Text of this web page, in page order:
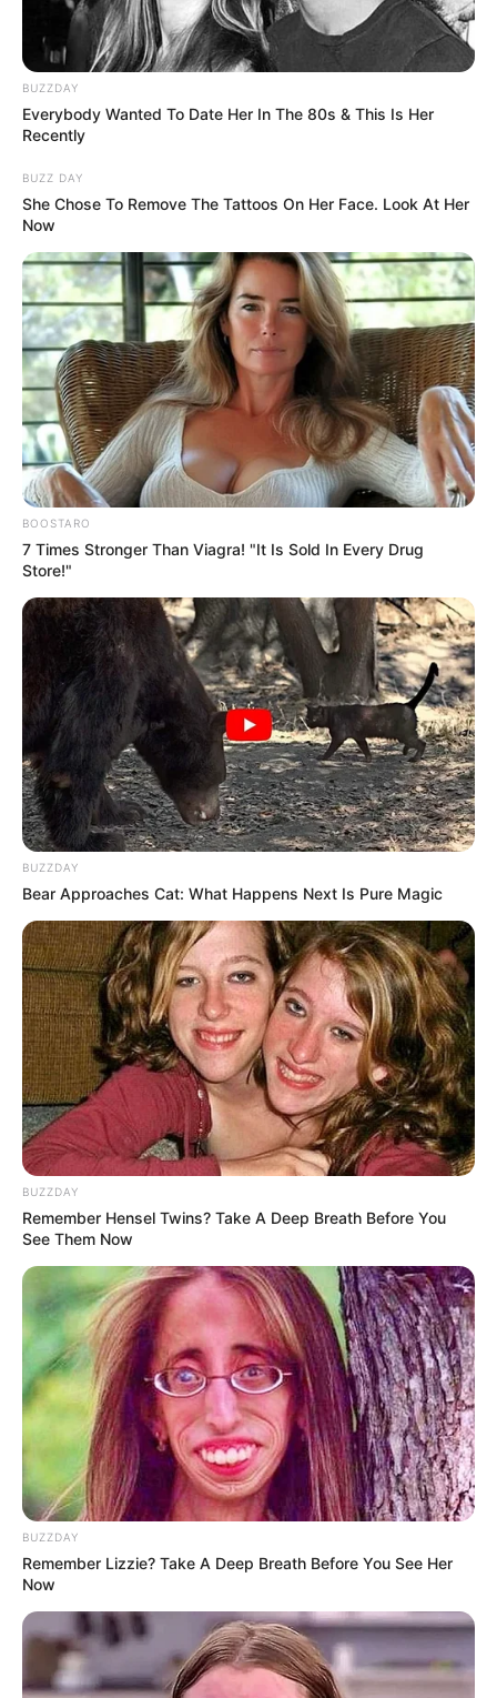
ΔΗΜΟΦΙΛΗ ΑΡΘΡΑ
ΛΙΓΑ ΛΟΓΙΑ ΓΙΑ ΜΕΝΑ
Πέμπτη, 22 Οκτωβρίου 2020, 20:06
ΓΕΙΑ ΣΑΣ….ΚΑΛΩΣ ΗΛΘΑΤΕ ΣΤΗΝ ΙΣΤΟΣΕΛΙΔΑ...
ΑΛΕΞΑΝΔΡΟΣ ΖΕΥΣ Ο
ΑΡΧΗΓΟΣ ΤΩΝ ΕΛ. Ο
ΑΠΟΛΥΤΟΣ ΚΥΡΙΑΡΧΟΣ.
ΕΙΝΑΙ ΕΔΩ, ΕΙΝΑΙ...
ΕΙΜΑΣΤΕ ΣΤΗΝ ΤΕΛΙΚΗ
ΕΥΘΕΙΑ.. ΕΙΝΑΙ ΕΔΩ.. ΕΙΝΑΙ
ΜΑΖΙ ΜΑΣ, ΜΑΣ
ΠΡΟΣΤΑΤΕΥΟΥΝ ΚΑΙ...
ΕΒΡΑΙΟΙ ΚΑΙ ΕΠΑΝΑΣΤΑΣΕΙΣ….
Ο ΠΟΥ υπό έλεγχο:
παρατυπίες και
συγκρούσεις συμφερόντων
Δεν χρωστάμε σε κανέναν, αυτοί
χρωστούν σε εμάς τα πάντα
Τρίτη, 6 Σεπτεμβρίου 2022, 12:14
Δεν χρωστάμε σε κανέναν, αυτοί...
Η επιστήμη θα πρέπει να
ανήκει στους ανθρώπους και
όχι στο Νταβός...
ΓΡΑΨΩ
BUZZDAY
Everybody Wanted To Date Her In The 80s & This Is Her
Recently
BUZZ DAY
She Chose To Remove The Tattoos On Her Face. Look At Her
Now
BOOSTARO
7 Times Stronger Than Viagra! "It Is Sold In Every Drug
Store!"
BUZZDAY
Bear Approaches Cat: What Happens Next Is Pure Magic
BUZZDAY
Remember Hensel Twins? Take A Deep Breath Before You
See Them Now
BUZZDAY
Remember Lizzie? Take A Deep Breath Before You See Her
Now